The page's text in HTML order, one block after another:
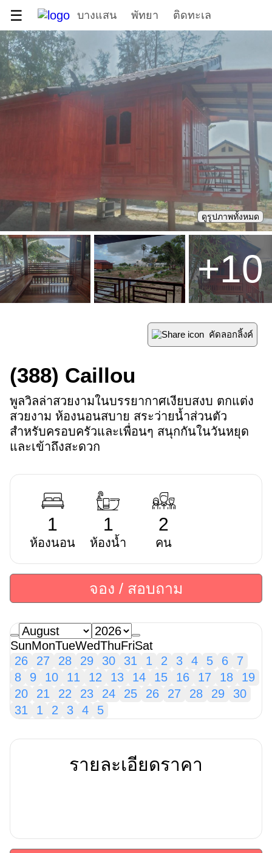
☰ บางแสน พัทยา ติดทะเล
ดูรูปภาพทั้งหมด
+10
(388) Caillou
คัดลอกลิ้งค์
พูลวิลล่าสวยงามในบรรยากาศเงียบสงบ ตกแต่ง
สวยงาม ห้องนอนสบาย สระว่ายน้ำส่วนตัว
สำหรับครอบครัวและเพื่อนๆ สนุกกันในวันหยุด
และเข้าถึงสะดวก
1
ห้องนอน
1
ห้องน้ำ
2
คน
จอง / สอบถาม
SunMonTueWedThuFriSat
26
27 28 29 30 31 1 2 3 4 5 6
7
8
9 10 11 12 13 14 15 16 17 18
19
20
21 22 23 24 25 26 27 28 29
30
31
1 2 3 4 5
รายละเอียดราคา